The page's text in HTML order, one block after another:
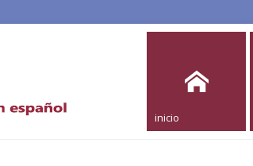
inicio